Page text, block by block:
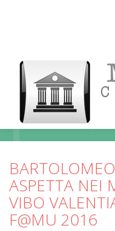
ASPETTA NEI
VIBO
F@MU 2016